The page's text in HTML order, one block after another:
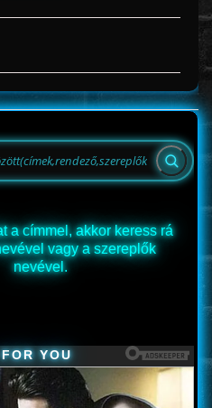
a címmel, akkor keress rá
vagy a szereplők
nevével.